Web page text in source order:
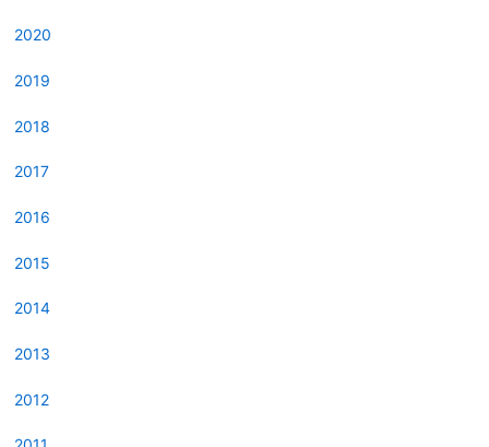
2020
2019
2018
2017
2016
2015
2014
2013
2012